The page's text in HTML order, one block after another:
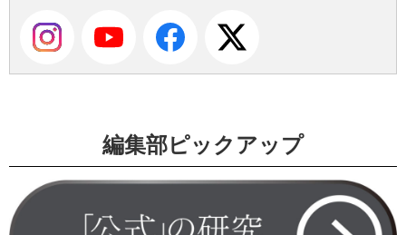
編集部ピックアップ